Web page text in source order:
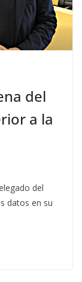
del
a la
del
datos en su